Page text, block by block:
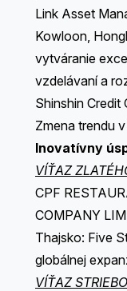
Link Asset
Kowloon,
vytváranie
vzdelávaní a
Shinshin Credit
Zmena trendu
Inovatívny
VÍŤAZ
CPF
COMPANY
Thajsko: Five
globálnej
VÍŤAZ